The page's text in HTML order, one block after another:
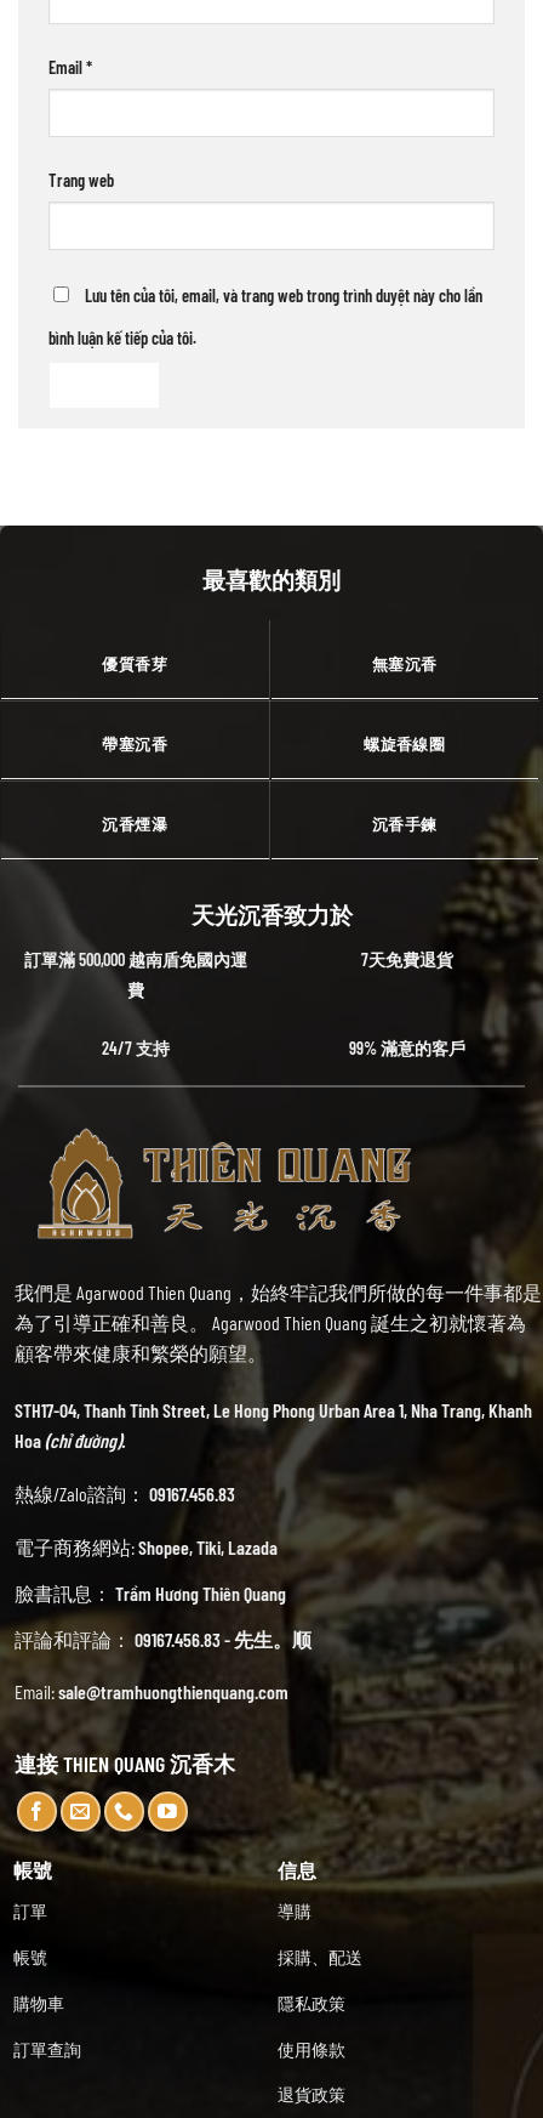
Email*
Trang web
Lưu tên của tôi, email, và trang web trong trình duyệt này cho lần
bình luận kế tiếp của tôi.
最喜歡的類別
優質香芽 無塞沉香
帶塞沉香 螺旋香線圈
沉香煙瀑 沉香手鍊
天光沉香致力於
訂單滿 500,000 越南盾免國內運
費
7天免費退貨
24/7 支持 99% 滿意的客戶
我們是 Agarwood Thien Quang，始終牢記我們所做的每一件事都是
為了引導正確和善良。 Agarwood Thien Quang 誕生之初就懷著為
顧客帶來健康和繁榮的願望。
STH17-04, Thanh Tinh Street, Le Hong Phong Urban Area 1, Nha Trang, Khanh
Hoa(chỉ đường).
熱線/Zalo諮詢： 09167.456.83
電子商務網站:Shopee,Tiki,Lazada
臉書訊息： Trầm Hương Thiên Quang
評論和評論： 09167.456.83 - 先生。顺
Email:sale@tramhuongthienquang.com
連接 THIEN QUANG 沉香木
帳號
訂單
帳號
購物車
訂單查詢
信息
導購
採購、配送
隱私政策
使用條款
退貨政策